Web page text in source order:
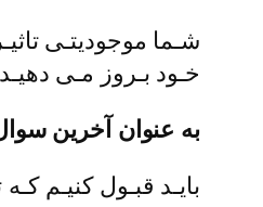
شـما موجودیتـی
خـود بـروز مـی
به عنوان آخرین
بایـد قبـول کنیـم